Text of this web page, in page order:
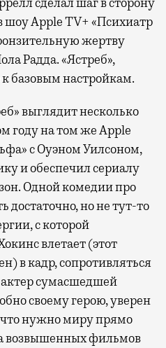
шоу Apple TV+ «Психиатр
жертву
Радда. «Ястреб»,
базовым настройкам.
выглядит несколько
году на том же Apple
с Оуэном Уилсоном,
и обеспечил сериалу
Одной комедии про
но не тут-то
с которой
влетает (этот
в кадр, сопротивляться
сумасшедшей
своему герою, уверен
что нужно миру прямо
возвышенных фильмов